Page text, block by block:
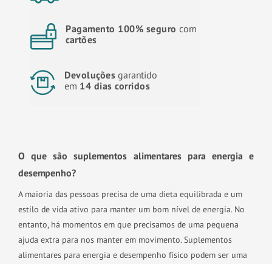
Pagamento 100% seguro com
cartões
Devoluções garantido
em 14 dias corridos
O que são suplementos alimentares para energia e
desempenho?
A maioria das pessoas precisa de uma dieta equilibrada e um
estilo de vida ativo para manter um bom nível de energia. No
entanto, há momentos em que precisamos de uma pequena
ajuda extra para nos manter em movimento. Suplementos
alimentares para energia e desempenho físico podem ser uma